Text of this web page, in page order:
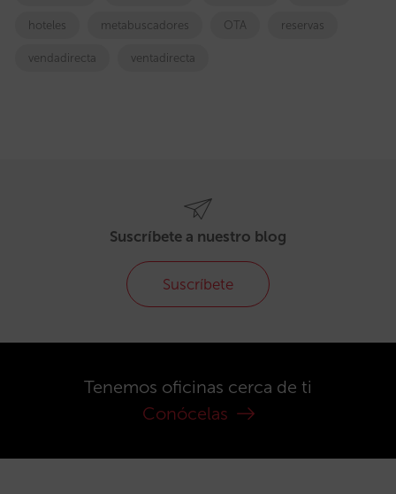
hoteles metabuscadores OTA reservas
vendadirecta ventadirecta
Suscríbete a nuestro blog
Suscríbete
Tenemos oficinas cerca de ti
Conócelas